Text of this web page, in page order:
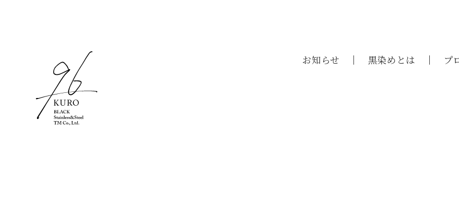
お知らせ 黒染めとは プ